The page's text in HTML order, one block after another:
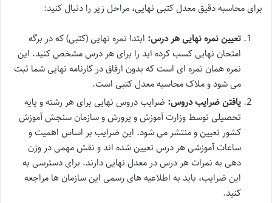
برای محاسبه دقیق معدل کتبی نهایی، مراحل زیر را دنبال کنید:
تعیین نمره نهایی هر درس: ابتدا نمره نهایی (کتبی) که در برگه
امتحان نهایی کسب کرده اید را برای هر درس مشخص کنید. این
نمره همان نمره ای است که بدون ارفاق در کارنامه نهایی شما ثبت
می شود و ملاک محاسبه معدل کتبی است.
یافتن ضرایب دروس: ضرایب دروس نهایی برای هر رشته و پایه
تحصیلی توسط وزارت آموزش و پرورش و سازمان سنجش آموزش
کشور تعیین و منتشر می شود. این ضرایب بر اساس اهمیت و
ساعات آموزشی هر درس تعیین شده اند و نقش مهمی در وزن
دهی به نمرات هر درس در معدل نهایی دارند. برای دسترسی به
این ضرایب، باید به اطلاعیه های رسمی این سازمان ها مراجعه
کنید.